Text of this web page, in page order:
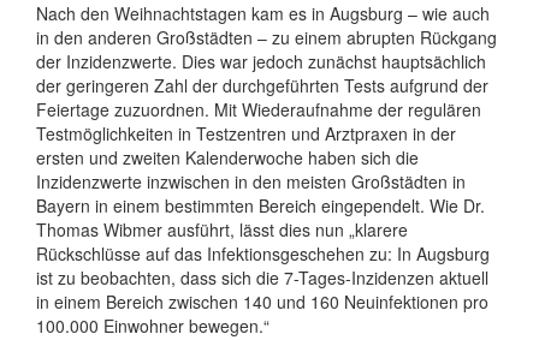
Nach den Weihnachtstagen kam es in Augsburg – wie auch
in den anderen Großstädten – zu einem abrupten Rückgang
der Inzidenzwerte. Dies war jedoch zunächst hauptsächlich
der geringeren Zahl der durchgeführten Tests aufgrund der
Feiertage zuzuordnen. Mit Wiederaufnahme der regulären
Testmöglichkeiten in Testzentren und Arztpraxen in der
ersten und zweiten Kalenderwoche haben sich die
Inzidenzwerte inzwischen in den meisten Großstädten in
Bayern in einem bestimmten Bereich eingependelt. Wie Dr.
Thomas Wibmer ausführt, lässt dies nun „klarere
Rückschlüsse auf das Infektionsgeschehen zu: In Augsburg
ist zu beobachten, dass sich die 7-Tages-Inzidenzen aktuell
in einem Bereich zwischen 140 und 160 Neuinfektionen pro
100.000 Einwohner bewegen.“